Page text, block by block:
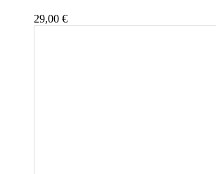
29,00 €